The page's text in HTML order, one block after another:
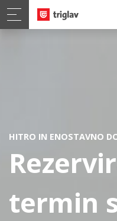
HITRO IN ENOSTAVNO
termin